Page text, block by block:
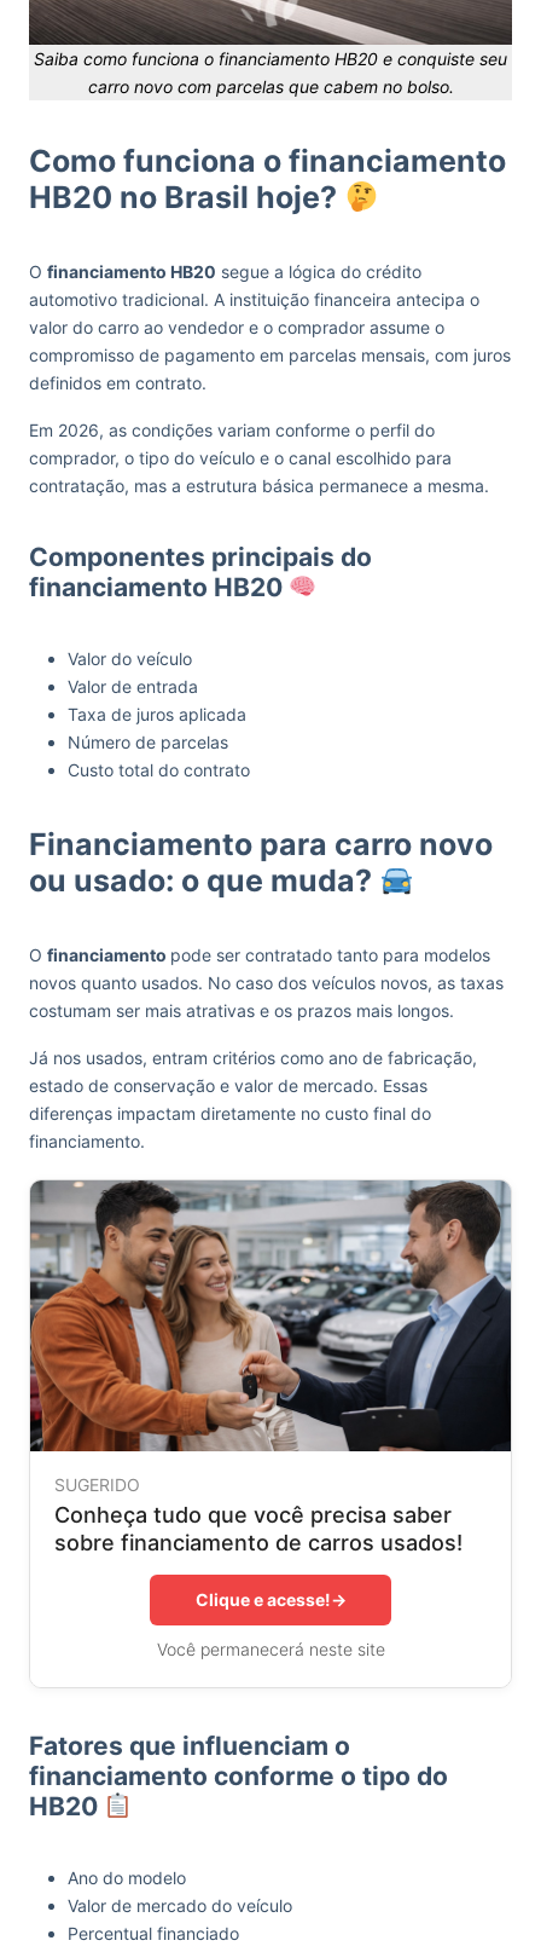
Saiba como funciona o financiamento HB20 e conquiste seu
carro novo com parcelas que cabem no bolso.
Como funciona o financiamento
HB20 no Brasil hoje?
O financiamento HB20 segue a lógica do crédito
automotivo tradicional. A instituição financeira antecipa o
valor do carro ao vendedor e o comprador assume o
compromisso de pagamento em parcelas mensais, com juros
definidos em contrato.
Em 2026, as condições variam conforme o perfil do
comprador, o tipo do veículo e o canal escolhido para
contratação, mas a estrutura básica permanece a mesma.
Componentes principais do
financiamento HB20
Valor do veículo
Valor de entrada
Taxa de juros aplicada
Número de parcelas
Custo total do contrato
Financiamento para carro novo
ou usado: o que muda?
O financiamento pode ser contratado tanto para modelos
novos quanto usados. No caso dos veículos novos, as taxas
costumam ser mais atrativas e os prazos mais longos.
Já nos usados, entram critérios como ano de fabricação,
estado de conservação e valor de mercado. Essas
diferenças impactam diretamente no custo final do
financiamento.
SUGERIDO
Conheça tudo que você precisa saber
sobre financiamento de carros usados!
Clique e acesse!→
Você permanecerá neste site
Fatores que influenciam o
financiamento conforme o tipo do
HB20
Ano do modelo
Valor de mercado do veículo
Percentual financiado